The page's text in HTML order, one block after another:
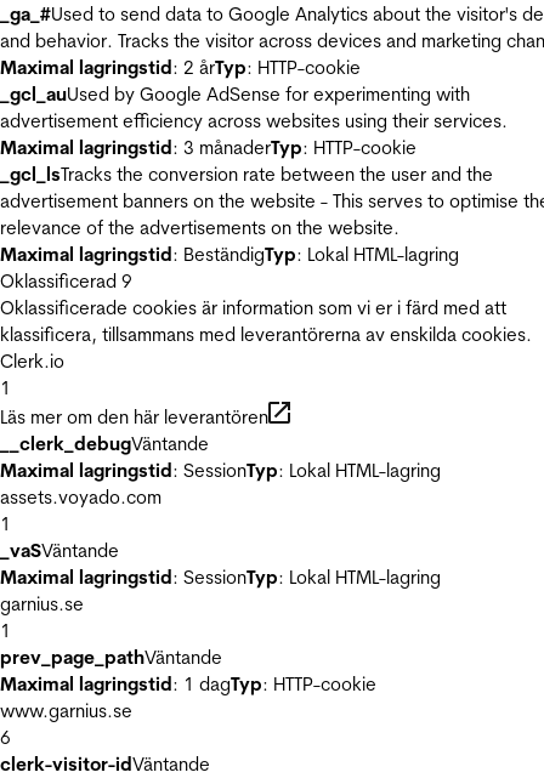
_ga_#Used to send data to Google Analytics about the visitor's
and behavior. Tracks the visitor across devices and marketing
Maximal lagringstid: 2 årTyp: HTTP-cookie
_gcl_auUsed by Google AdSense for experimenting with
advertisement efficiency across websites using their services.
Maximal lagringstid: 3 månaderTyp: HTTP-cookie
_gcl_lsTracks the conversion rate between the user and the
advertisement banners on the website - This serves to optimise
relevance of the advertisements on the website.
Maximal lagringstid: BeständigTyp: Lokal HTML-lagring
Oklassificerad 9
Oklassificerade cookies är information som vi er i färd med att
klassificera, tillsammans med leverantörerna av enskilda cookies.
Clerk.io
1
Läs mer om den här leverantören
__clerk_debugVäntande
Maximal lagringstid: SessionTyp: Lokal HTML-lagring
assets.voyado.com
1
_vaSVäntande
Maximal lagringstid: SessionTyp: Lokal HTML-lagring
garnius.se
1
prev_page_pathVäntande
Maximal lagringstid: 1 dagTyp: HTTP-cookie
www.garnius.se
6
clerk-visitor-idVäntande